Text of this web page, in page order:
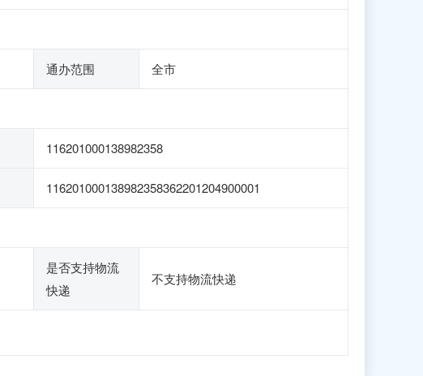
通办范围 全市
116201000138982358
116201000138982358362201204900001
是否支持物流
快递
不支持物流快递